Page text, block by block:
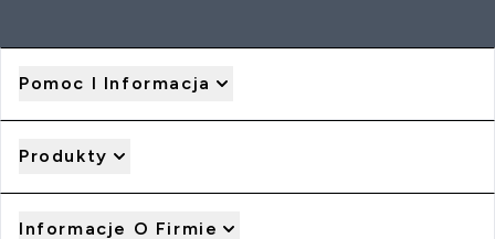
Pomoc I Informacja
Produkty
Informacje O Firmie